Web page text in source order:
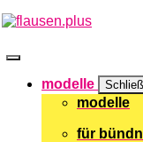
Zum
springen
modelle
modelle
für